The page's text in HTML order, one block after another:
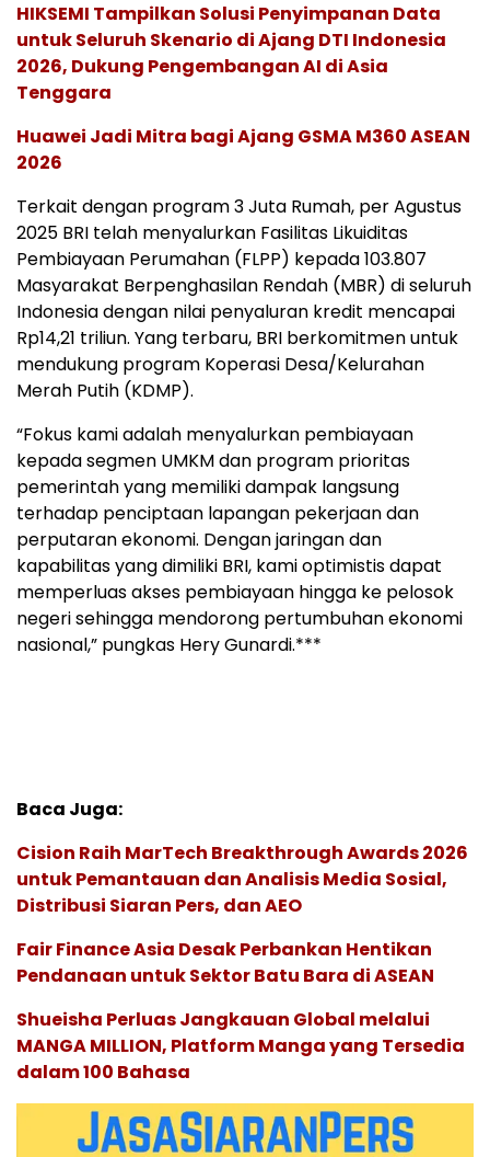
HIKSEMI Tampilkan Solusi Penyimpanan Data
untuk Seluruh Skenario di Ajang DTI Indonesia
2026, Dukung Pengembangan AI di Asia
Tenggara
Huawei Jadi Mitra bagi Ajang GSMA M360 ASEAN
2026
Terkait dengan program 3 Juta Rumah, per Agustus
2025 BRI telah menyalurkan Fasilitas Likuiditas
Pembiayaan Perumahan (FLPP) kepada 103.807
Masyarakat Berpenghasilan Rendah (MBR) di seluruh
Indonesia dengan nilai penyaluran kredit mencapai
Rp14,21 triliun. Yang terbaru, BRI berkomitmen untuk
mendukung program Koperasi Desa/Kelurahan
Merah Putih (KDMP).
“Fokus kami adalah menyalurkan pembiayaan
kepada segmen UMKM dan program prioritas
pemerintah yang memiliki dampak langsung
terhadap penciptaan lapangan pekerjaan dan
perputaran ekonomi. Dengan jaringan dan
kapabilitas yang dimiliki BRI, kami optimistis dapat
memperluas akses pembiayaan hingga ke pelosok
negeri sehingga mendorong pertumbuhan ekonomi
nasional,” pungkas Hery Gunardi.***
Baca Juga:
Cision Raih MarTech Breakthrough Awards 2026
untuk Pemantauan dan Analisis Media Sosial,
Distribusi Siaran Pers, dan AEO
Fair Finance Asia Desak Perbankan Hentikan
Pendanaan untuk Sektor Batu Bara di ASEAN
Shueisha Perluas Jangkauan Global melalui
MANGA MILLION, Platform Manga yang Tersedia
dalam 100 Bahasa